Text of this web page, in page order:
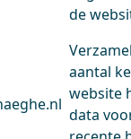
de
aantal
website
data